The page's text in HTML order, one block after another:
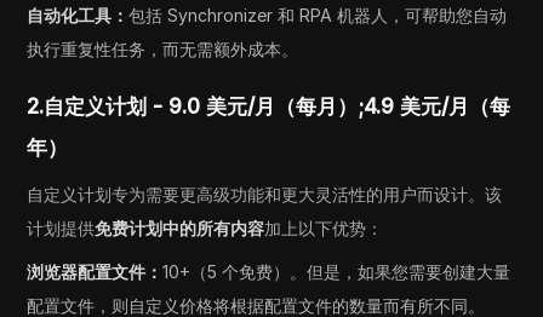
自动化工具：包括 Synchronizer 和 RPA 机器人，可帮助您自动
执行重复性任务，而无需额外成本。
2.自定义计划 - 9.0 美元/月（每月）;4.9 美元/月（每
年）
自定义计划专为需要更高级功能和更大灵活性的用户而设计。该
计划提供免费计划中的所有内容加上以下优势：
浏览器配置文件：10+（5 个免费）。但是，如果您需要创建大量
配置文件，则自定义价格将根据配置文件的数量而有所不同。